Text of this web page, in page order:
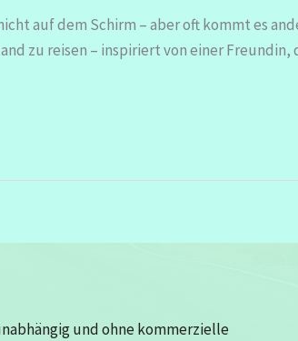
auf dem Schirm – aber oft kommt es
zu reisen – inspiriert von einer
und ohne kommerzielle